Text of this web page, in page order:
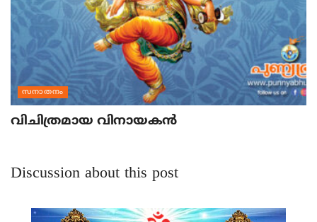
സനാതനം
വിചിത്രമായ വിനായകന്‍
Discussion about this post